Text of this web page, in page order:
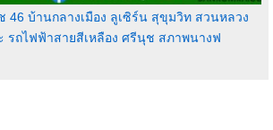
46 บ้านกลางเมือง ลูเซิร์น สุขุมวิท สวนหลวง
รถไฟฟ้าสายสีเหลือง ศรีนุช สภาพนางฟ